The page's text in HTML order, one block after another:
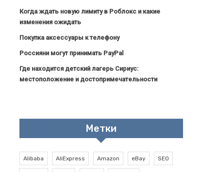
Когда ждать новую лимиту в Роблокс и какие
изменения ожидать
Покупка аксессуары к телефону
Россияни могут принимать PayPal
Где находится детский лагерь Сириус:
местоположение и достопримечательности
Метки
Alibaba AliExpress Amazon eBay SEO